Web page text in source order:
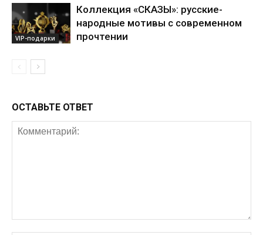
VIP-подарки
Коллекция «СКАЗЫ»: русские-
народные мотивы с современном
прочтении
ОСТАВЬТЕ ОТВЕТ